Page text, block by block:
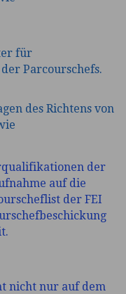
für
Parcourschefs.
des Richtens von
der
auf die
der FEI
nicht nur auf dem